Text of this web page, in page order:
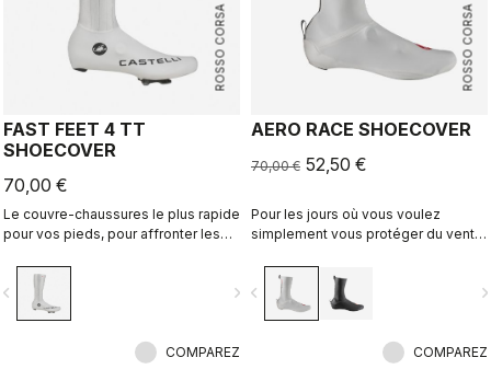
ROSSO CORSA
FAST FEET 4 TT
SHOECOVER
70,00 €
Le couvre-chaussures le plus rapide
pour vos pieds, pour affronter les
contre la montre.
navigate_next
COMPAREZ
ROSSO CORSA
AERO RACE SHOECOVER
70,00 € 52,50 €
Pour les jours où vous voulez
simplement vous protéger du vent
encombré. Le tissu fin et extensible
épouse la forme de la chaussure
pour un ajustement parfait et une
protégeant du vent et de l'humidité.
navigate_before
COMPAREZ